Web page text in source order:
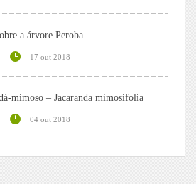
a árvore Peroba.
17 out 2018
mimoso – Jacaranda mimosifolia
04 out 2018